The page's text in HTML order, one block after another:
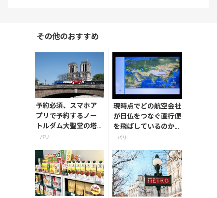
その他のおすすめ
予約必須、スマホア
プリで予約するノー
トルダム大聖堂の塔
の登り方まとめ
パリ
現時点でどの航空会社
が日仏をつなぐ直行便
を飛ばしているのか
【2022年4月30日時
パリ